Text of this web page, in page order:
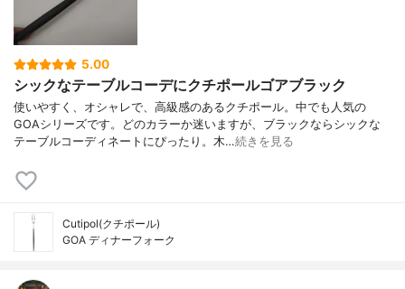
5.00
シックなテーブルコーデにクチポールゴアブラック
使いやすく、オシャレで、高級感のあるクチポール。中でも人気の
GOAシリーズです。どのカラーか迷いますが、ブラックならシックな
テーブルコーディネートにぴったり。木…続きを見る
Cutipol(クチポール)
GOA ディナーフォーク